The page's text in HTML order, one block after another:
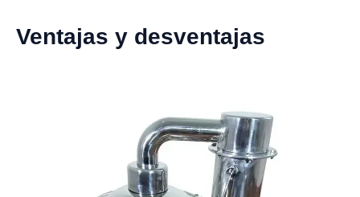
Ventajas y desventajas